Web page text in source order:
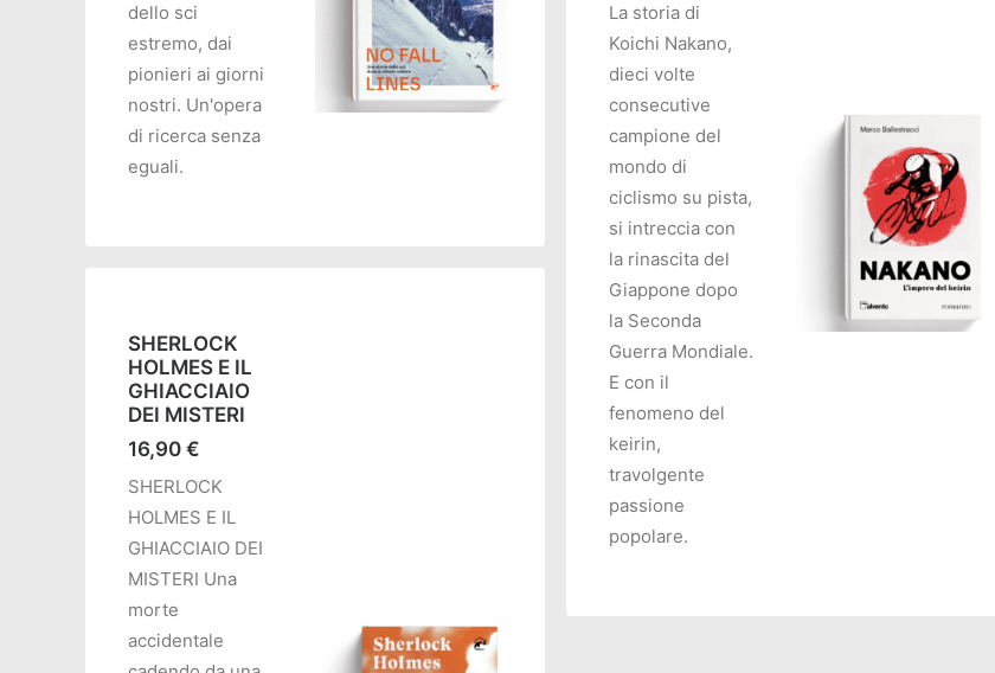
dello sci
estremo, dai
pionieri ai giorni
nostri. Un'opera
di ricerca senza
eguali.
La storia di
Koichi Nakano,
dieci volte
consecutive
campione del
mondo di
ciclismo su pista,
si intreccia con
la rinascita del
Giappone dopo
la Seconda
Guerra Mondiale.
E con il
fenomeno del
keirin,
travolgente
passione
popolare.
SHERLOCK
HOLMES E IL
GHIACCIAIO
DEI MISTERI
16,90 €
SHERLOCK
HOLMES E IL
GHIACCIAIO DEI
MISTERI Una
morte
accidentale